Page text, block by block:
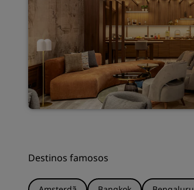
Destinos famosos